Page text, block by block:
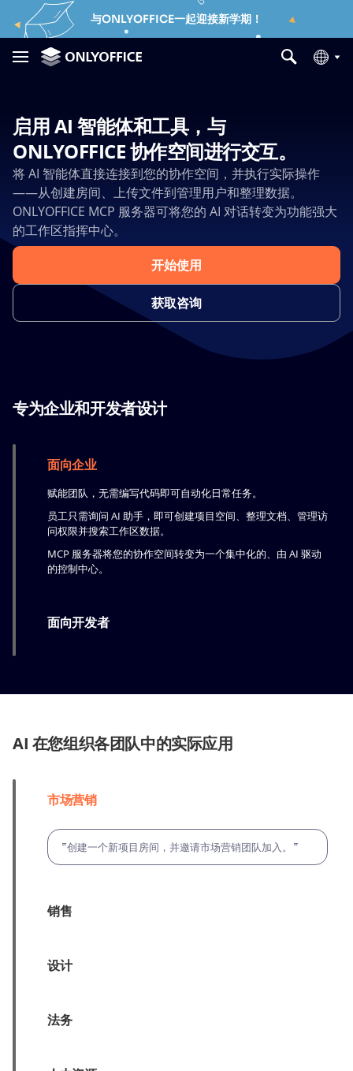
与ONLYOFFICE一起迎接新学期！
启用 AI 智能体和工具，与
ONLYOFFICE 协作空间进行交互。
将 AI 智能体直接连接到您的协作空间，并执行实际操作
——从创建房间、上传文件到管理用户和整理数据。
ONLYOFFICE MCP 服务器可将您的 AI 对话转变为功能强大
的工作区指挥中心。
开始使用
获取咨询
专为企业和开发者设计
面向企业
赋能团队，无需编写代码即可自动化日常任务。
员工只需询问 AI 助手，即可创建项目空间、整理文档、管理访
问权限并搜索工作区数据。
MCP 服务器将您的协作空间转变为一个集中化的、由 AI 驱动
的控制中心。
面向开发者
AI 在您组织各团队中的实际应用
市场营销
“创建一个新项目房间，并邀请市场营销团队加入。“
销售
设计
法务